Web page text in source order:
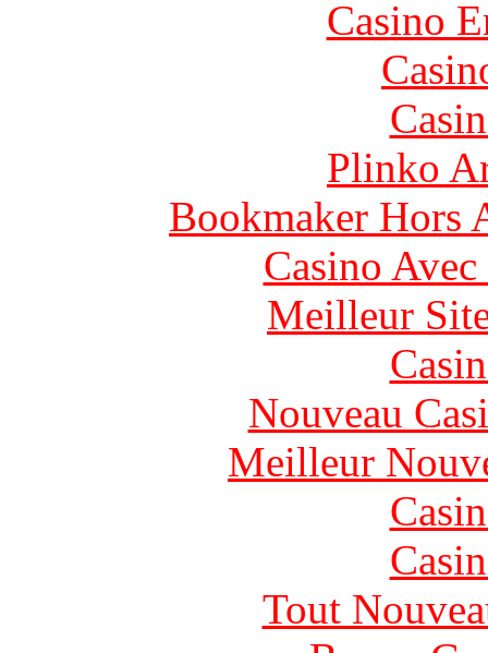
Casino
Plinko
Bookmaker Hors
Casino
Meilleur
Nouveau
Meilleur
Tout